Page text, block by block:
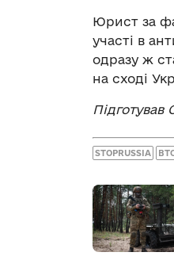
Юрист за
участі в
одразу ж
на сході
Підготував
STOPRUSSIA